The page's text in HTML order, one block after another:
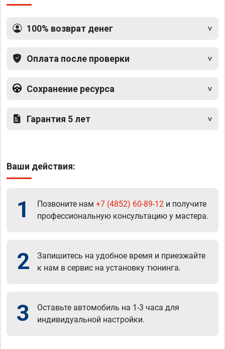
100% возврат денег
Оплата после проверки
Сохранение ресурса
Гарантия 5 лет
Ваши действия:
1 Позвоните нам +7 (4852) 60-89-12 и получите
профессиональную консультацию у мастера.
2
Запишитесь на удобное время и приезжайте
к нам в сервис на установку тюнинга.
3
Оставьте автомобиль на 1-3 часа для
индивидуальной настройки.